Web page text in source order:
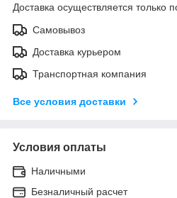
Доставка осуществляется только
Самовывоз
Доставка курьером
Транспортная компания
Все условия доставки
Условия оплаты
Наличными
Безналичный расчет